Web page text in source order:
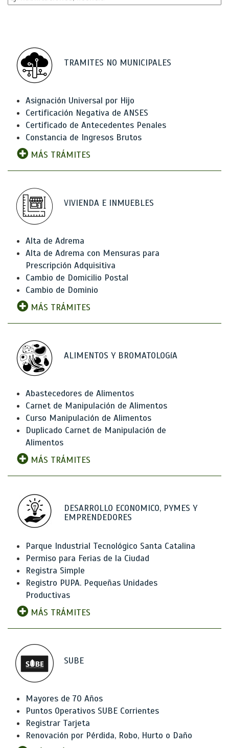
TRAMITES NO MUNICIPALES
Asignación Universal por Hijo
Certificación Negativa de ANSES
Certificado de Antecedentes Penales
Constancia de Ingresos Brutos
MÁS TRÁMITES
VIVIENDA E INMUEBLES
Alta de Adrema
Alta de Adrema con Mensuras para
Prescripción Adquisitiva
Cambio de Domicilio Postal
Cambio de Dominio
MÁS TRÁMITES
ALIMENTOS Y BROMATOLOGíA
Abastecedores de Alimentos
Carnet de Manipulación de Alimentos
Curso Manipulación de Alimentos
Duplicado Carnet de Manipulación de
Alimentos
MÁS TRÁMITES
DESARROLLO ECONOMICO, PYMES Y
EMPRENDEDORES
Parque Industrial Tecnológico Santa Catalina
Permiso para Ferias de la Ciudad
Registra Simple
Registro PUPA. Pequeñas Unidades
Productivas
MÁS TRÁMITES
SUBE
Mayores de 70 Años
Puntos Operativos SUBE Corrientes
Registrar Tarjeta
Renovación por Pérdida, Robo, Hurto o Daño